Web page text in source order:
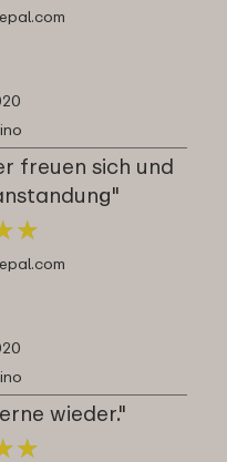
freuen sich und
★
★
wieder."
★
★